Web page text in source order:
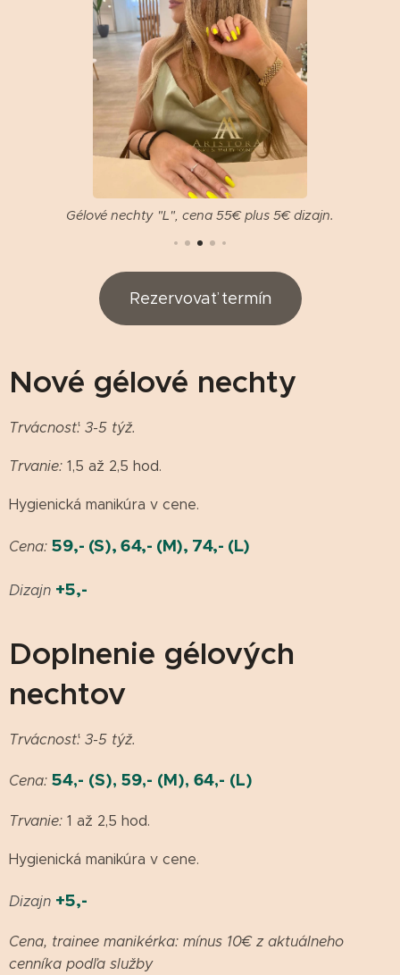
Gélové nechty "L", cena 55€ plus 5€ dizajn.
Rezervovať termín
Nové gélové nechty
Trvácnosť: 3-5 týž.
Trvanie: 1,5 až 2,5 hod.
Hygienická manikúra v cene.
Cena: 59,- (S), 64,- (M), 74,- (L)
Dizajn +5,-
Doplnenie gélových
nechtov
Trvácnosť: 3-5 týž.
Cena: 54,- (S), 59,- (M), 64,- (L)
Trvanie: 1 až 2,5 hod.
Hygienická manikúra v cene.
Dizajn +5,-
Cena, trainee manikérka: mínus 10€ z aktuálneho
cenníka podľa služby